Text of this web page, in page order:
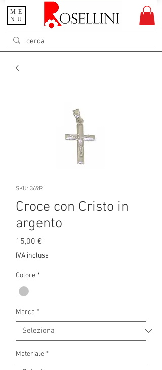
Gioielleria Rosellini
Rosellini online
ME
NU
SKU: 369R
Croce con Cristo in
argento
15,00 €
IVA inclusa
Colore *
Marca *
Materiale *